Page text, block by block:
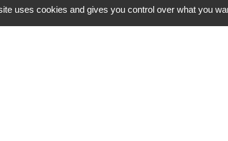
uses cookies and gives you control over what you